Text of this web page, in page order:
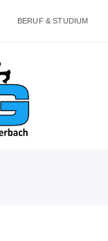
BERUF & STUDIUM